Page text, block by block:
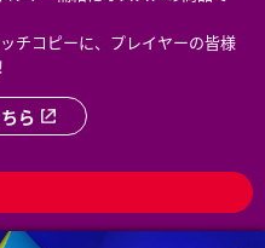
チコピーに、プレイヤーの皆様
ら